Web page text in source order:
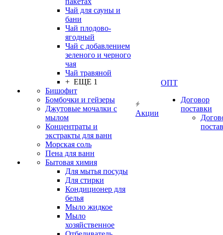
Чай для сауны и
бани
Чай плодово-
ягодный
Чай с добавлением
зеленого и черного
чая
Чай травяной
+ ЕЩЕ 1
Бишофит
Бомбочки и гейзеры
Джутовые мочалки с
мылом
Концентраты и
экстракты для ванн
Морская соль
Пена для ванн
Бытовая химия
Для мытья посуды
Для стирки
Кондиционер для
белья
Мыло жидкое
Мыло
хозяйственное
Акции
ОПТ
Договор
поставки